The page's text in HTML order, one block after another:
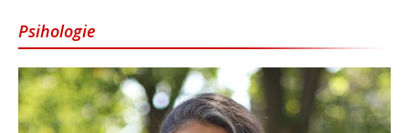
Psihologie